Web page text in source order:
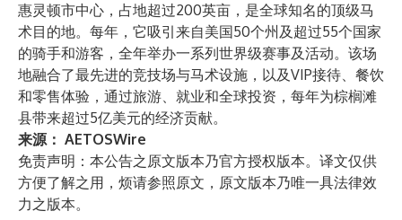
惠灵顿市中心，占地超过200英亩，是全球知名的顶级马
术目的地。每年，它吸引来自美国50个州及超过55个国家
的骑手和游客，全年举办一系列世界级赛事及活动。该场
地融合了最先进的竞技场与马术设施，以及VIP接待、餐饮
和零售体验，通过旅游、就业和全球投资，每年为棕榈滩
县带来超过5亿美元的经济贡献。
来源： AETOSWire
免责声明：本公告之原文版本乃官方授权版本。译文仅供
方便了解之用，烦请参照原文，原文版本乃唯一具法律效
力之版本。